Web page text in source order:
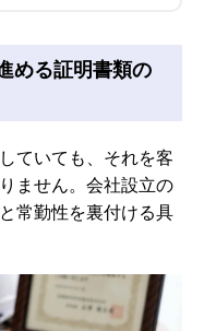
める証明書類の
ていても、それを客
ません。会社設立の
常勤性を裏付ける具